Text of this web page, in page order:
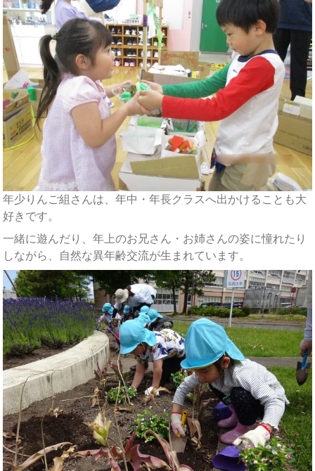
年少りんご組さんは、年中・年長クラスへ出かけることも大
好きです。
一緒に遊んだり、年上のお兄さん・お姉さんの姿に憧れたり
しながら、自然な異年齢交流が生まれています。